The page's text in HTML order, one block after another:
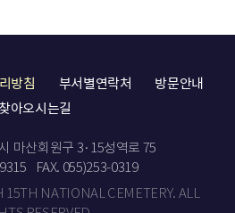
방침 부서별연락처
방문안내
찾아오시는길
마산회원구 3·15성역로 75
FAX. 055)253-0319
NATIONAL CEMETERY. ALL